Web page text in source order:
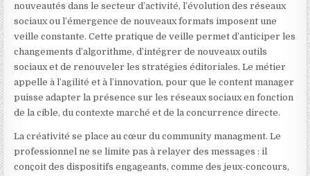
nouveautés dans le secteur d’activité, l’évolution des réseaux
sociaux ou l’émergence de nouveaux formats imposent une
veille constante. Cette pratique de veille permet d’anticiper les
changements d’algorithme, d’intégrer de nouveaux outils
sociaux et de renouveler les stratégies éditoriales. Le métier
appelle à l’agilité et à l’innovation, pour que le content manager
puisse adapter la présence sur les réseaux sociaux en fonction
de la cible, du contexte marché et de la concurrence directe.
La créativité se place au cœur du community managment. Le
professionnel ne se limite pas à relayer des messages : il
conçoit des dispositifs engageants, comme des jeux-concours,